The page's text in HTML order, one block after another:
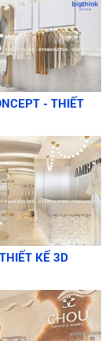
- THIẾT
KẾ 3D